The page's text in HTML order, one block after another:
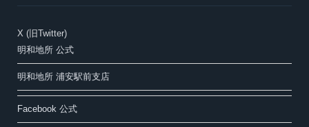
X (旧Twitter)
明和地所 公式
明和地所 浦安駅前支店
Facebook 公式